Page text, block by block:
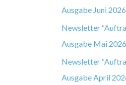
Ausgabe Juni 2026
Newsletter
Ausgabe Mai 2026
Newsletter
Ausgabe April